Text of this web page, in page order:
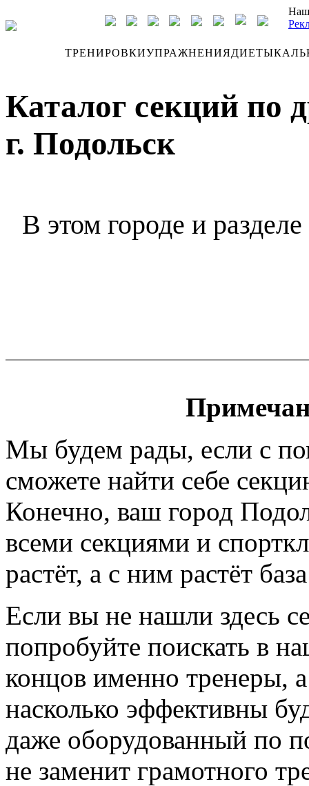
ТРЕНИРОВКИУПРАЖНЕНИЯДИЕТЫ
Каталог секций по
г. Подольск
В этом городе и
Мы будем рады, если с
сможете найти себе
Конечно, ваш город
всеми секциями и
растёт, а с ним растёт
Если вы не нашли здесь
попробуйте поискать в
концов именно тренеры,
насколько эффективны
даже оборудованный по
не заменит грамотного